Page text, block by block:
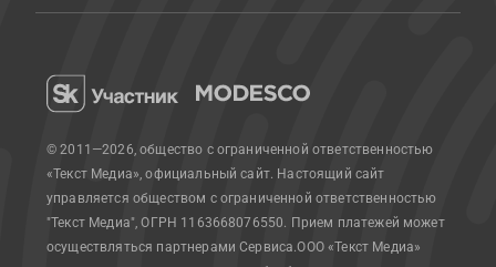
© 2011—2026, общество с ограниченной ответственностью
«Текст Медиа», официальный сайт. Настоящий сайт
управляется обществом с ограниченной ответственностью
"Текст Медиа", ОГРН 1163668076550. Прием платежей может
осуществляться партнерами Сервиса.ООО «Текст Медиа»